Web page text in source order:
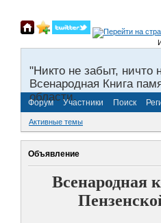
"Никто не забыт, ничто
Всенародная Книга
области.
Форум Участники Поиск
Активные темы
Объявление
Всенародная